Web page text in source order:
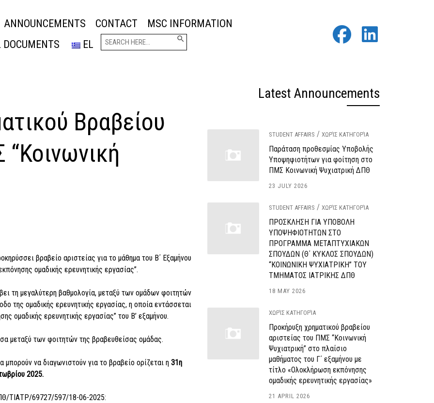
ANNOUNCEMENTS CONTACT
MSC INFORMATION
DOCUMENTS
EL
Search
for:
Search Button
fa-
fab
fa-
Βραβείου
βραβείο αριστείας για το μάθημα του Β΄ Εξαμήνου
ομαδικής ερευνητικής εργασίας”.
τη μεγαλύτερη βαθμολογία, μεταξύ των ομάδων φοιτητών
της ομαδικής ερευνητικής εργασίας, η οποία εντάσσεται
ομαδικής ερευνητικής εργασίας” του Β’ εξαμήνου.
μεταξύ των φοιτητών της βραβευθείσας ομάδας.
να διαγωνιστούν για το βραβείο ορίζεται η 31η
2025.
ΤΙΑΤΡ/69727/597/18-06-2025:
Latest Announcements
STUDENT AFFAIRS / ΧΩΡΊΣ ΚΑΤΗΓΟΡΊΑ
Παράταση προθεσμίας Υποβολής
Υποψηφιοτήτων για φοίτηση στο
ΠΜΣ Κοινωνική Ψυχιατρική ΔΠΘ
23 JULY 2026
STUDENT AFFAIRS / ΧΩΡΊΣ ΚΑΤΗΓΟΡΊΑ
ΠΡΟΣΚΛΗΣΗ ΓΙΑ ΥΠΟΒΟΛΗ
ΥΠΟΨΗΦΙΟΤΗΤΩΝ ΣΤΟ
ΠΡΟΓΡΑΜΜΑ ΜΕΤΑΠΤΥΧΙΑΚΩΝ
ΣΠΟΥΔΩΝ (Θ΄ ΚΥΚΛΟΣ ΣΠΟΥΔΩΝ)
“ΚΟΙΝΩΝΙΚΗ ΨΥΧΙΑΤΡΙΚΗ” ΤΟΥ
ΤΜΗΜΑΤΟΣ ΙΑΤΡΙΚΗΣ ΔΠΘ
18 MAY 2026
ΧΩΡΊΣ ΚΑΤΗΓΟΡΊΑ
Προκήρυξη χρηματικού βραβείου
αριστείας του ΠΜΣ “Κοινωνική
Ψυχιατρική” στο πλαίσιο
μαθήματος του Γ΄ εξαμήνου με
τίτλο «Ολοκλήρωση εκπόνησης
ομαδικής ερευνητικής εργασίας»
21 APRIL 2026